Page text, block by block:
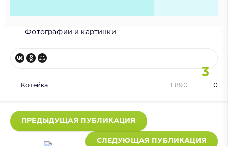
Фотографии и картинки
3
Котейка 0
1 890
ПРЕДЫДУЩАЯ ПУБЛИКАЦИЯ
СЛЕДУЮЩАЯ ПУБЛИКАЦИЯ